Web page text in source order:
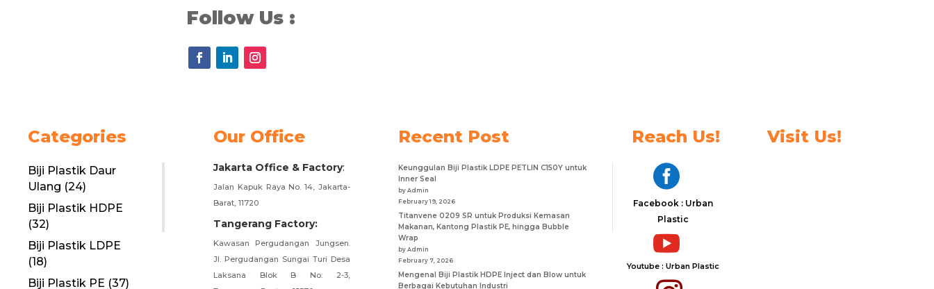
Follow Us :
Categories
Biji Plastik Daur
Ulang (24)
Biji Plastik HDPE
(32)
Biji Plastik LDPE
(18)
Biji Plastik PE (37)
Our Office
Jakarta Office & Factory:
Jalan Kapuk Raya No. 14, Jakarta-
Barat, 11720
Tangerang Factory:
Kawasan Pergudangan Jungsen.
Jl. Pergudangan Sungai Turi Desa
Laksana Blok B No: 2-3,
Recent Post
Keunggulan Biji Plastik LDPE PETLIN C150Y untuk
Inner Seal
by Admin
February 19, 2026
Titanvene 0209 SR untuk Produksi Kemasan
Makanan, Kantong Plastik PE, hingga Bubble
Wrap
by Admin
February 7, 2026
Mengenal Biji Plastik HDPE Inject dan Blow untuk
Berbagai Kebutuhan Industri
Reach Us!

Facebook : Urban
Plastic

Youtube : Urban Plastic
Visit Us!